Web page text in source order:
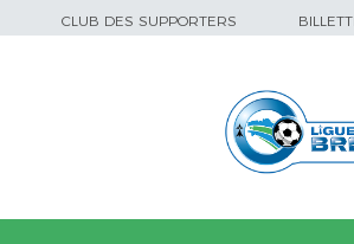
CLUB DES SUPPORTERS